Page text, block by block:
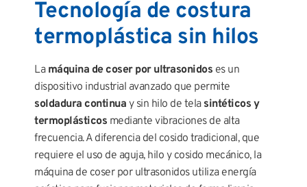
Tecnología de costura
termoplástica sin hilos
La máquina de coser por ultrasonidos es un
dispositivo industrial avanzado que permite
soldadura continua y sin hilo de tela sintéticos y
termoplásticos mediante vibraciones de alta
frecuencia. A diferencia del cosido tradicional, que
requiere el uso de aguja, hilo y cosido mecánico, la
máquina de coser por ultrasonidos utiliza energía